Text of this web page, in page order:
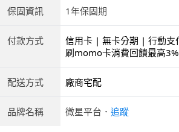
保固資訊 1年保固期
付款方式
信用卡 | 無卡分期 | 行動支
刷momo卡消費回饋最高3%
配送方式 廠商宅配
品牌名稱 微星平台 ． 追蹤